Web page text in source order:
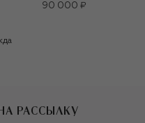
90 000 ₽
РАССЫЛКУ